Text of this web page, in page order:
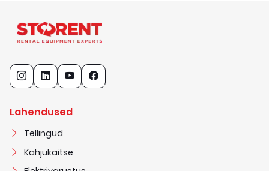
Lahendused
Tellingud
Kahjukaitse